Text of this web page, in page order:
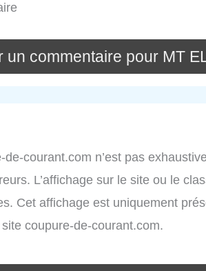
un commentaire pour MT
courant.com n’est pas
L’affichage sur le site ou le
Cet affichage est uniquement
coupure-de-courant.com.